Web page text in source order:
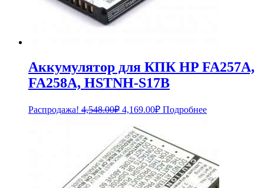
Аккумулятор для КПК HP FA257A,
FA258A, HSTNH-S17B
Распродажа! 4,548.00₽ Первоначальная
составляла
4,548.00₽.
4,169.00₽Текущая
цена:
Подробнее